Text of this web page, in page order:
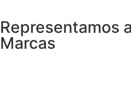
Representamos
Marcas